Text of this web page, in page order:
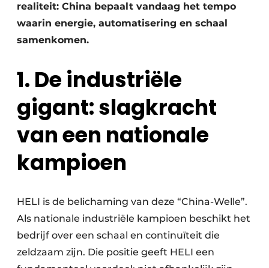
realiteit: China bepaalt vandaag het tempo
waarin energie, automatisering en schaal
samenkomen.
1. De industriële
gigant: slagkracht
van een nationale
kampioen
HELI is de belichaming van deze “China-Welle”.
Als nationale industriële kampioen beschikt het
bedrijf over een schaal en continuïteit die
zeldzaam zijn. Die positie geeft HELI een